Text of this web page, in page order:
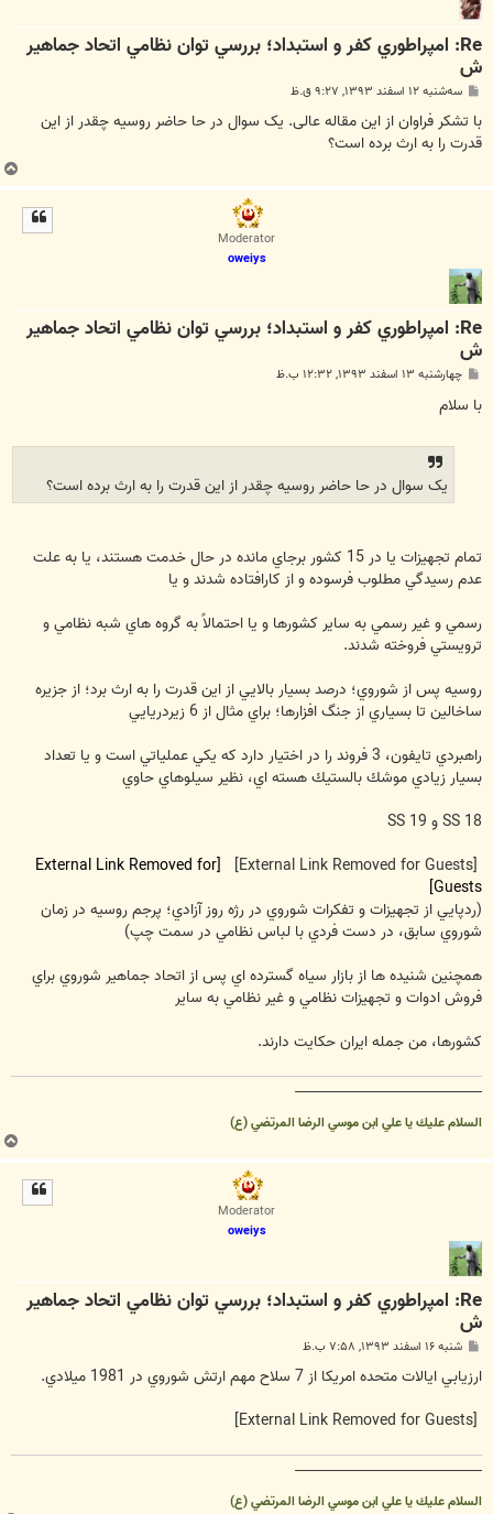
Re: امپراطوري كفر و استبداد؛ بررسي توان نظامي اتحاد جماهير
ش
ت
سه‌شنبه ۱۲ اسفند ۱۳۹۳, ۹:۲۷ ق.ظ
با تشکر فراوان از اين مقاله عالی. يک سوال در حا حاضر روسيه چقدر از اين
قدرت را به ارث برده است؟
Moderator
oweiys
Re: امپراطوري كفر و استبداد؛ بررسي توان نظامي اتحاد جماهير
ش
س
ت
چهارشنبه ۱۳ اسفند ۱۳۹۳, ۱۲:۳۲ ب.ظ
با سلام
يک سوال در حا حاضر روسيه چقدر از اين قدرت را به ارث برده است؟
تمام تجهيزات يا در 15 كشور برجاي مانده در حال خدمت هستند، يا به علت
عدم رسيدگي مطلوب فرسوده و از كارافتاده شدند و يا
رسمي و غير رسمي به ساير كشورها و يا احتمالاً به گروه هاي شبه نظامي و
ترويستي فروخته شدند.
روسيه پس از شوروي؛ درصد بسيار بالايي از اين قدرت را به ارث برد؛ از جزيره
ساخالين تا بسياري از جنگ افزارها؛ براي مثال از 6 زيردريايي
راهبردي تايفون، 3 فروند را در اختيار دارد كه يكي عملياتي است و يا تعداد
بسيار زيادي موشك بالستيك هسته اي، نظير سيلوهاي حاوي
SS 18 و SS 19
[External Link Removed for Guests]
[External Link Removed for
Guests]
(ردپايي از تجهيزات و تفكرات شوروي در رژه روز آزادي؛ پرجم روسيه در زمان
شوروي سابق، در دست فردي با لباس نظامي در سمت چپ)
همچنين شنيده ها از بازار سياه گسترده اي پس از اتحاد جماهير شوروي براي
فروش ادوات و تجهيزات نظامي و غير نظامي به ساير
كشورها، من جمله ايران حكايت دارند.
__________________________________
السلام عليك يا علي ابن موسي الرضا المرتضي (ع)
Moderator
oweiys
Re: امپراطوري كفر و استبداد؛ بررسي توان نظامي اتحاد جماهير
ش
ت
شنبه ۱۶ اسفند ۱۳۹۳, ۷:۵۸ ب.ظ
ارزيابي ايالات متحده امريكا از 7 سلاح مهم ارتش شوروي در 1981 ميلادي.
[External Link Removed for Guests]
__________________________________
السلام عليك يا علي ابن موسي الرضا المرتضي (ع)